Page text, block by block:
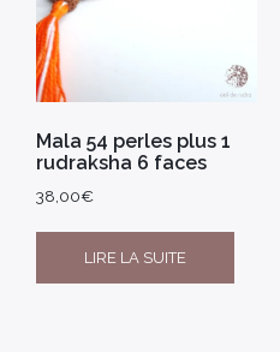
Mala 54 perles plus 1
rudraksha 6 faces
38,00€
LIRE LA SUITE